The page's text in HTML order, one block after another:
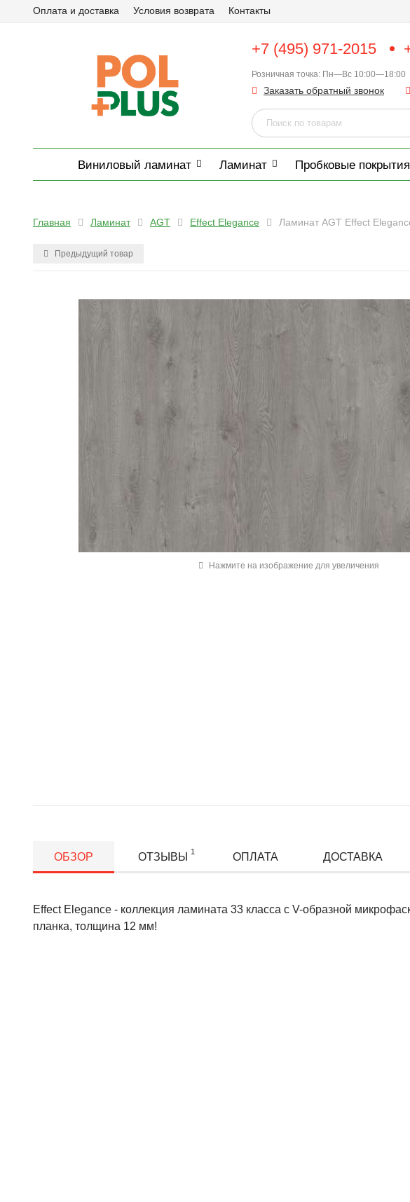
Оплата и доставка Условия возврата Контакты
+7 (495) 971-2015
Розничная точка: Пн—Вс 10:00—18:00
Заказать обратный звонок
Виниловый ламинат Ламинат Пробковые покрытия
Главная Ламинат AGT Effect Elegance Ламинат AGT Effect
Предыдущий товар
Нажмите на изображение для увеличения
ОБЗОР ОТЗЫВЫ 1 ОПЛАТА ДОСТАВКА
Effect Elegance - коллекция ламината 33 класса с V-образной
планка, толщина 12 мм!